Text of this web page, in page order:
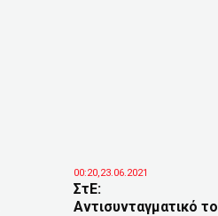
00:20,23.06.2021
ΣτΕ:
Αντισυνταγματικό το